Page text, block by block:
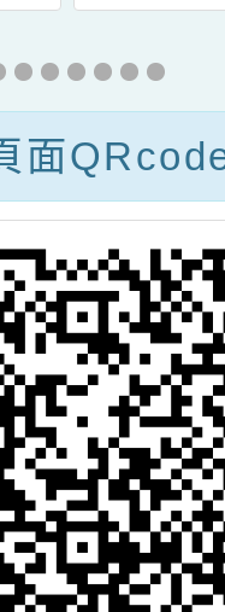
究
學生
體行
子計
中小
研習
中小
素養
因颱
面